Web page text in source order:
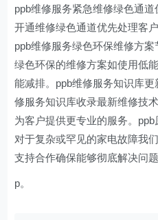
ppb维修服务紧急维修绿色通
开通维修绿色通道优先处理客
ppb维修服务绿色环保维修方
绿色环保的维修方案如使用低
能减排。ppb维修服务知识库
修服务知识库收录最新维修技
为客户提供更专业的服务。
对于复杂或罕见的家电故障我
支持合作确保能够彻底解决问题
p。